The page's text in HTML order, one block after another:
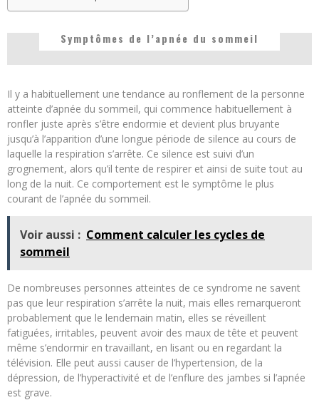
Symptômes de l’apnée du sommeil
Il y a habituellement une tendance au ronflement de la personne
atteinte d’apnée du sommeil, qui commence habituellement à
ronfler juste après s’être endormie et devient plus bruyante
jusqu’à l’apparition d’une longue période de silence au cours de
laquelle la respiration s’arrête. Ce silence est suivi d’un
grognement, alors qu’il tente de respirer et ainsi de suite tout au
long de la nuit. Ce comportement est le symptôme le plus
courant de l’apnée du sommeil.
Voir aussi : Comment calculer les cycles de
sommeil
De nombreuses personnes atteintes de ce syndrome ne savent
pas que leur respiration s’arrête la nuit, mais elles remarqueront
probablement que le lendemain matin, elles se réveillent
fatiguées, irritables, peuvent avoir des maux de tête et peuvent
même s’endormir en travaillant, en lisant ou en regardant la
télévision. Elle peut aussi causer de l’hypertension, de la
dépression, de l’hyperactivité et de l’enflure des jambes si l’apnée
est grave.